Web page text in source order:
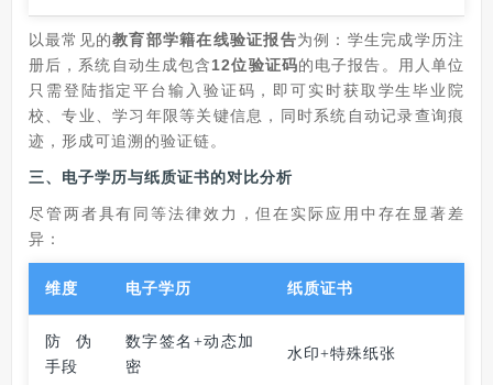
以最常见的教育部学籍在线验证报告为例：学生完成学历注
册后，系统自动生成包含12位验证码的电子报告。用人单位
只需登陆指定平台输入验证码，即可实时获取学生毕业院
校、专业、学习年限等关键信息，同时系统自动记录查询痕
迹，形成可追溯的验证链。
三、电子学历与纸质证书的对比分析
尽管两者具有同等法律效力，但在实际应用中存在显著差
异：
维度 电子学历 纸质证书
防伪
手段
数字签名+动态加
密
水印+特殊纸张